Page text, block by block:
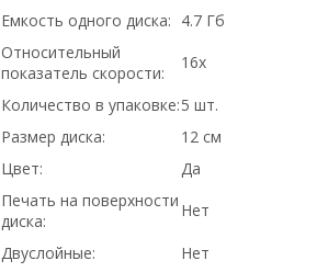
Емкость одного диска: 4.7 Гб
Относительный
показатель скорости:
16x
Количество в упаковке:5 шт.
Размер диска:
12 см
Цвет:
Да
Печать на поверхности
диска:
Нет
Двуслойные:
Нет